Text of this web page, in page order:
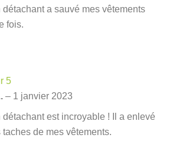
détachant a sauvé mes vêtements
fois.
5
– 1 janvier 2023
détachant est incroyable ! Il a enlevé
taches de mes vêtements.